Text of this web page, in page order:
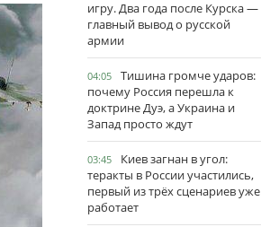
игру. Два года после Курска —
главный вывод о русской
армии
04:05
Тишина громче ударов:
почему Россия перешла к
доктрине Дуэ, а Украина и
Запад просто ждут
03:45
Киев загнан в угол:
теракты в России участились,
первый из трёх сценариев уже
работает